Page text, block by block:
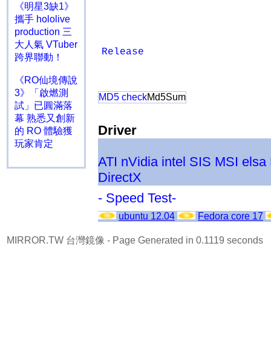
《明星3缺1》
攜手 hololive
production 三
大人氣 VTuber
跨界聯動！
《RO仙境傳說
3》「啟燃測
試」已圓滿落
幕 熟悉又創新
的 RO 體驗獲
玩家肯定
Release
MD5 checkMd5Sum
Driver
ATI nVidia intel SIS MSI elsa
DirectX
- Speed Test-
ubuntu 12.04 Fedora core 17
MIRROR.TW 台灣鏡像 - Page Generated in 0.1119 seconds